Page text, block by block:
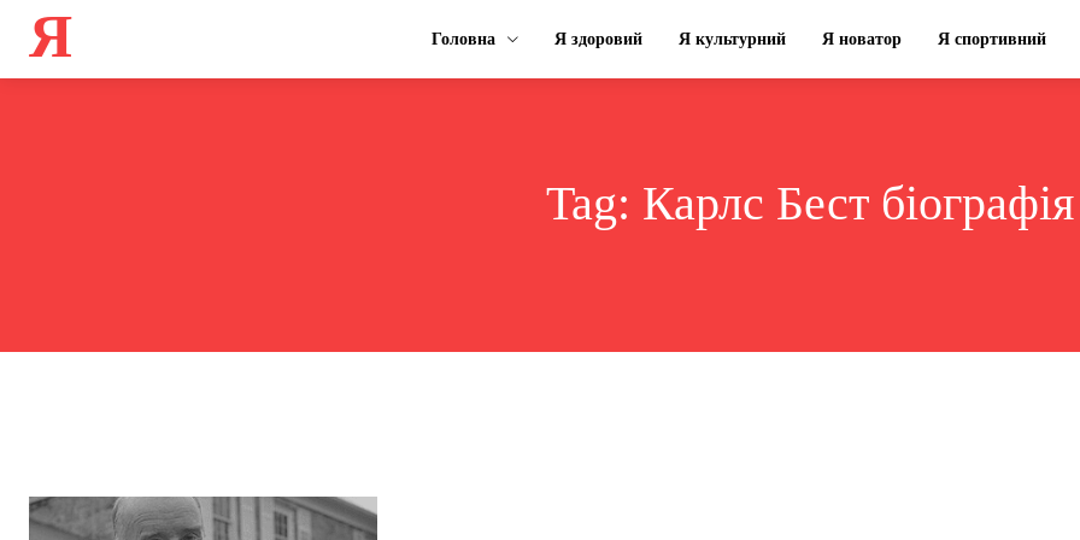
Я Головна Я здоровий Я культурний Я новатор Я спортивний
Tag: Карлс Бест біографія